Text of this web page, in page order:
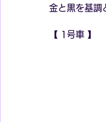
金と黒を基調
【 1号車 】